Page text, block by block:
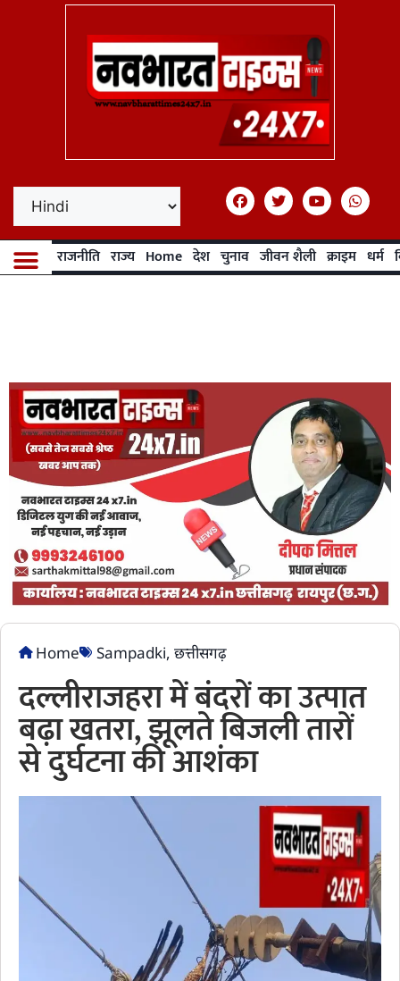
राजनीति राज्य Home देश चुनाव जीवन शैली क्राइम धर्म
Home Sampadki, छत्तीसगढ़
दल्लीराजहरा में बंदरों का उत्पात
बढ़ा खतरा, झूलते बिजली तारों
से दुर्घटना की आशंका